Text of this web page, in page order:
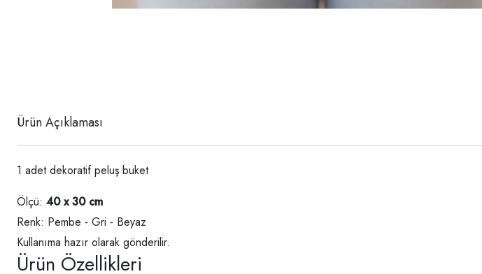
Ürün Açıklaması
1 adet dekoratif peluş buket
Ölçü: 40 x 30 cm
Renk: Pembe - Gri - Beyaz
Kullanıma hazır olarak gönderilir.
Ürün Özellikleri